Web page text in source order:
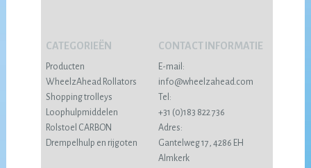
CATEGORIEËN
Producten
WheelzAhead Rollators
Shopping trolleys
Loophulpmiddelen
Rolstoel CARBON
Drempelhulp en rijgoten
CONTACT INFORMATIE
E-mail:
info@wheelzahead.com
Tel:
+31 (0)183 822 736
Adres:
Gantelweg 17, 4286 EH
Almkerk